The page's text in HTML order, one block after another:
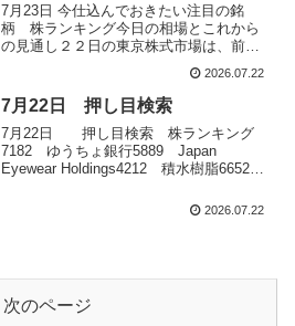
7月23日 今仕込んでおきたい注目の銘
柄 株ランキング今日の相場とこれから
の見通し２２日の東京株式市場は、前日
し、朝方は半導体関連を中心に買いが先
行して日経平均は６万７０００円台を回
復する場面がありました。しかし、高値
では戻り待ちの売りが厚く、後場に入
る...
2026.07.22
7月22日 押し目検索
7月22日 押し目検索 株ランキング
7182 ゆうちょ銀行5889 Japan
Eyewear Holdings4212 積水樹脂6652
2026.07.22
次のページ